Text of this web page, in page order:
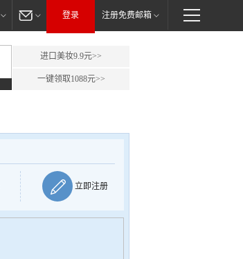
登录 注册免费邮箱
进口美妆9.9元>>
一键领取1088元>>
立即注册